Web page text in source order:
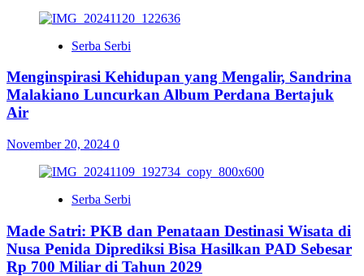
Serba Serbi
Menginspirasi Kehidupan yang Mengalir, Sandrina
Malakiano Luncurkan Album Perdana Bertajuk
Air
November 20, 2024 0
Serba Serbi
Made Satri: PKB dan Penataan Destinasi Wisata di
Nusa Penida Diprediksi Bisa Hasilkan PAD Sebesar
Rp 700 Miliar di Tahun 2029